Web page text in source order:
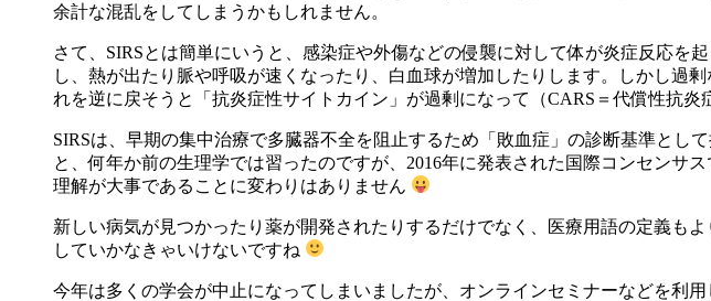
余計な混乱をしてしまうかもしれません。
さて、SIRSとは簡単にいうと、感染症や外傷などの侵襲に対して体が炎症反応
し、熱が出たり脈や呼吸が速くなったり、白血球が増加したりします。しかし過
れを逆に戻そうと「抗炎症性サイトカイン」が過剰になって（CARS＝代償性抗
SIRSは、早期の集中治療で多臓器不全を阻止するため「敗血症」の診断基準と
と、何年か前の生理学では習ったのですが、2016年に発表された国際コンセンサ
理解が大事であることに変わりはありません
新しい病気が見つかったり薬が開発されたりするだけでなく、医療用語の定義も
していかなきゃいけないですね
今年は多くの学会が中止になってしまいましたが、オンラインセミナーなどを利